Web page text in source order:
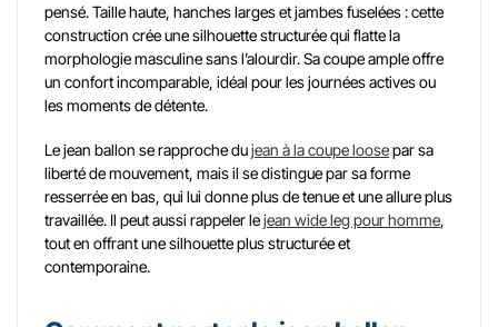
pensé. Taille haute, hanches larges et jambes fuselées : cette
construction crée une silhouette structurée qui flatte la
morphologie masculine sans l’alourdir. Sa coupe ample offre
un confort incomparable, idéal pour les journées actives ou
les moments de détente.
Le jean ballon se rapproche dujean à la coupe loosepar sa
liberté de mouvement, mais il se distingue par sa forme
resserrée en bas, qui lui donne plus de tenue et une allure plus
travaillée. Il peut aussi rappeler lejean wide leg pour homme,
tout en offrant une silhouette plus structurée et
contemporaine.